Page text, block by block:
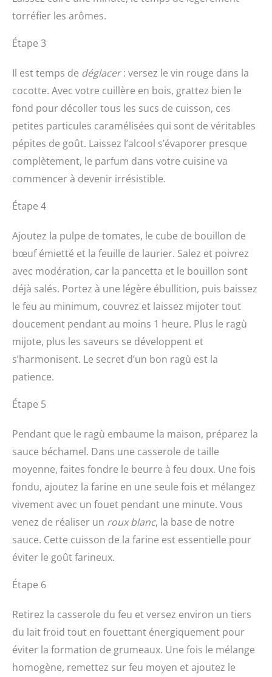
torréfier les arômes.
Étape 3
Il est temps de déglacer: versez le vin rouge dans la
cocotte. Avec votre cuillère en bois, grattez bien le
fond pour décoller tous les sucs de cuisson, ces
petites particules caramélisées qui sont de véritables
pépites de goût. Laissez l’alcool s’évaporer presque
complètement, le parfum dans votre cuisine va
commencer à devenir irrésistible.
Étape 4
Ajoutez la pulpe de tomates, le cube de bouillon de
bœuf émietté et la feuille de laurier. Salez et poivrez
avec modération, car la pancetta et le bouillon sont
déjà salés. Portez à une légère ébullition, puis baissez
le feu au minimum, couvrez et laissez mijoter tout
doucement pendant au moins 1 heure. Plus le ragù
mijote, plus les saveurs se développent et
s’harmonisent. Le secret d’un bon ragù est la
patience.
Étape 5
Pendant que le ragù embaume la maison, préparez la
sauce béchamel. Dans une casserole de taille
moyenne, faites fondre le beurre à feu doux. Une fois
fondu, ajoutez la farine en une seule fois et mélangez
vivement avec un fouet pendant une minute. Vous
venez de réaliser un roux blanc, la base de notre
sauce. Cette cuisson de la farine est essentielle pour
éviter le goût farineux.
Étape 6
Retirez la casserole du feu et versez environ un tiers
du lait froid tout en fouettant énergiquement pour
éviter la formation de grumeaux. Une fois le mélange
homogène, remettez sur feu moyen et ajoutez le